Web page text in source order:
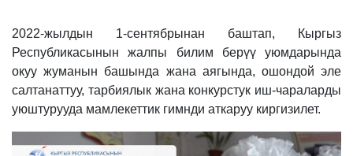
2022-жылдын 1-сентябрынан баштап, Кыргыз
Республикасынын жалпы билим берүү уюмдарында
окуу жуманын башында жана аягында, ошондой эле
салтанаттуу, тарбиялык жана конкурстук иш-чараларды
уюштурууда мамлекеттик гимнди аткаруу киргизилет.